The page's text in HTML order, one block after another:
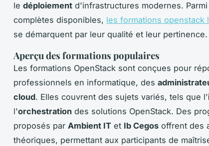
le déploiement d'infrastructures modernes.
complètes disponibles, les formations openstack
se démarquent par leur qualité et leur pertinence.
Aperçu des formations populaires
Les formations OpenStack sont conçues pour
professionnels en informatique, des
cloud. Elles couvrent des sujets variés, tels que l'
l'orchestration des solutions OpenStack. Des
proposés par Ambient IT et Ib Cegos offrent des
théoriques, permettant aux participants de